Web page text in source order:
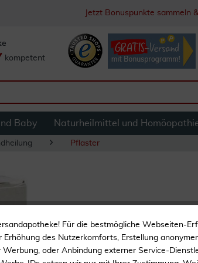
Jetzt Bonuspunkte sammeln
kompetent
Baby Naturheilmittel und
Pflaster
Cosmopor Steril
Für die bestmögliche Webseiten-
Erhöhung des Nutzerkomforts, Erstellung
oder Anbindung externer Service-